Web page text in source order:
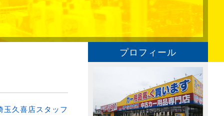
玉久喜店スタッフ
プロフィール